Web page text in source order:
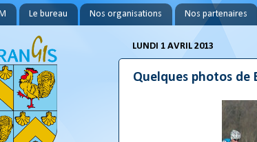
Le bureau Nos organisations Nos partenaires
LUNDI 1 AVRIL 2013
Quelques photos de